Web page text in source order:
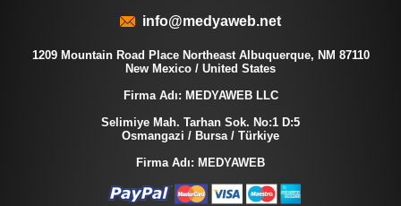
info@medyaweb.net
1209 Mountain Road Place Northeast Albuquerque, NM 87110
New Mexico / United States
Firma Adı: MEDYAWEB LLC
Selimiye Mah. Tarhan Sok. No:1 D:5
Osmangazi / Bursa / Türkiye
Firma Adı: MEDYAWEB